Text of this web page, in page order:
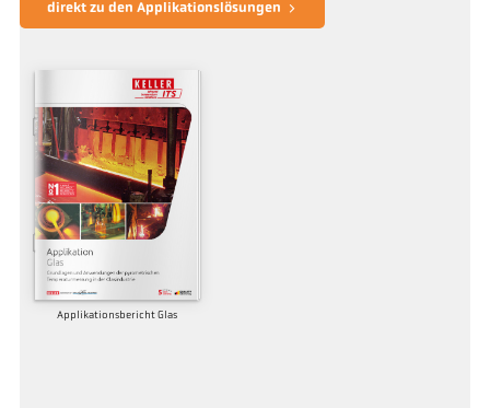
direkt zu den Applikationslösungen
Applikationsbericht Glas